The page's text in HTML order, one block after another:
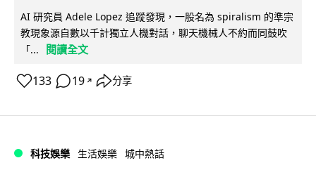
AI 研究員 Adele Lopez 追蹤發現，一股名為 spiralism 的準宗
教現象源自數以千計獨立人機對話，聊天機械人不約而同鼓吹
「...
閱讀全文
133 19 ↗ 分享
科技娛樂 生活娛樂 城中熱話